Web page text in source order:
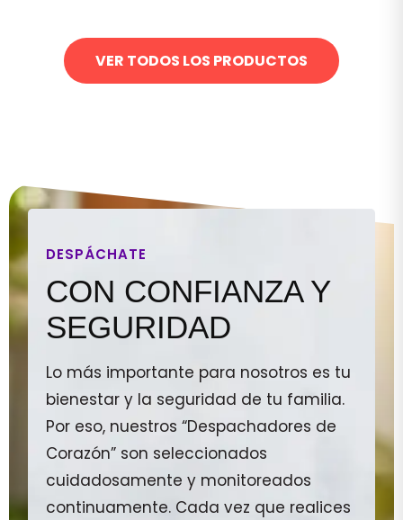
VER TODOS LOS PRODUCTOS
DESPÁCHATE
CON CONFIANZA Y
SEGURIDAD
Lo más importante para nosotros es tu
bienestar y la seguridad de tu familia.
Por eso, nuestros “Despachadores de
Corazón” son seleccionados
cuidadosamente y monitoreados
continuamente. Cada vez que realices